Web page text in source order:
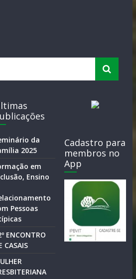
da
2025
em
Ensino
Pessoas
ENCONTRO
CASAIS
Cadastro para
membros no
App